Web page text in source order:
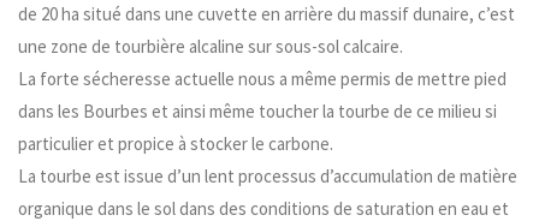
de 20 ha situé dans une cuvette en arrière du massif dunaire, c’est
une zone de tourbière alcaline sur sous-sol calcaire.
La forte sécheresse actuelle nous a même permis de mettre pied
dans les Bourbes et ainsi même toucher la tourbe de ce milieu si
particulier et propice à stocker le carbone.
La tourbe est issue d’un lent processus d’accumulation de matière
organique dans le sol dans des conditions de saturation en eau et